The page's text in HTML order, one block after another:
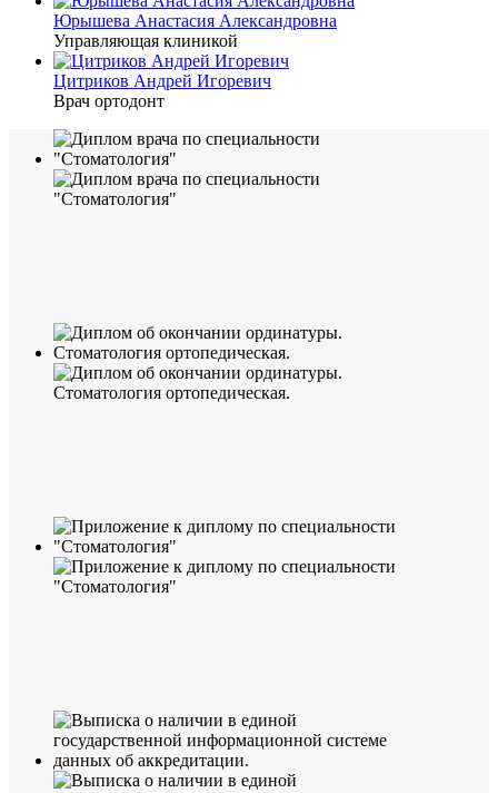
Юрышева Анастасия Александровна
Управляющая клиникой
Цитриков Андрей Игоревич
Врач ортодонт